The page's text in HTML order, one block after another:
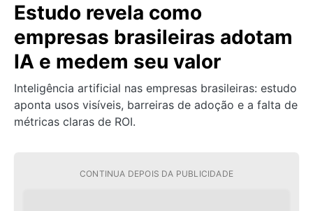
Estudo revela como
empresas brasileiras adotam
IA e medem seu valor
Inteligência artificial nas empresas brasileiras: estudo
aponta usos visíveis, barreiras de adoção e a falta de
métricas claras de ROI.
CONTINUA DEPOIS DA PUBLICIDADE